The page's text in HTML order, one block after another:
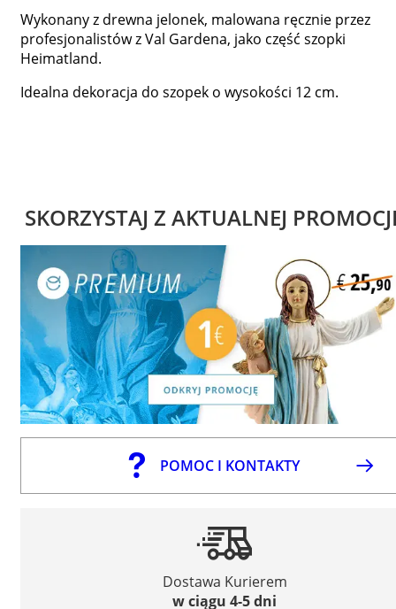
Wykonany z drewna jelonek, malowana ręcznie przez
profesjonalistów z Val Gardena, jako część szopki
Heimatland.
Idealna dekoracja do szopek o wysokości 12 cm.
SKORZYSTAJ Z AKTUALNEJ
POMOC I KONTAKTY
Dostawa Kurierem
w ciągu 4-5 dni